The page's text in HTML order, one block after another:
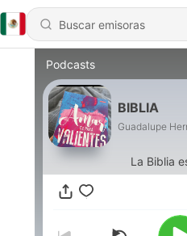
Podcasts
BIBLIA
Guadalupe
La Biblia